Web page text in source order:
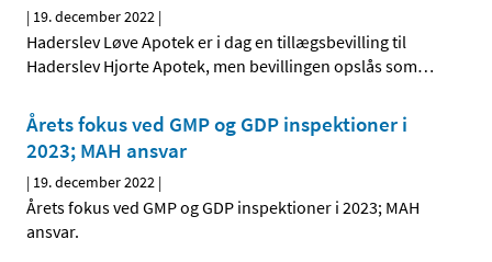
| 19. december 2022 |
Haderslev Løve Apotek er i dag en tillægsbevilling til
Haderslev Hjorte Apotek, men bevillingen opslås som…
Årets fokus ved GMP og GDP inspektioner i
2023; MAH ansvar
| 19. december 2022 |
Årets fokus ved GMP og GDP inspektioner i 2023; MAH
ansvar.